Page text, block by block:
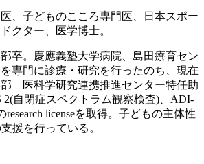
、子どものこころ専門医、日本スポー
クター、医学博士。
卒。慶應義塾大学病院、島田療育セン
専門に診療・研究を行ったのち、現在
医科学研究連携推進センター特任助
2(自閉症スペクトラム観察検査)、ADI-
licenseを取得。子どもの主体性
援を行っている。